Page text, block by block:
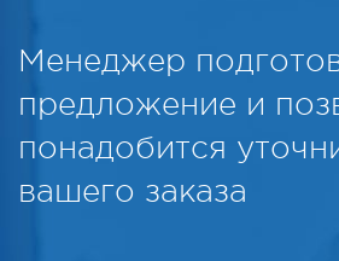
Менеджер
предложение и
понадобится
вашего заказа